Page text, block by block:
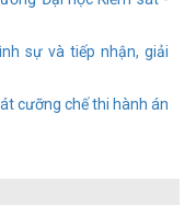
sự và tiếp nhận, giải
cưỡng chế thi hành án